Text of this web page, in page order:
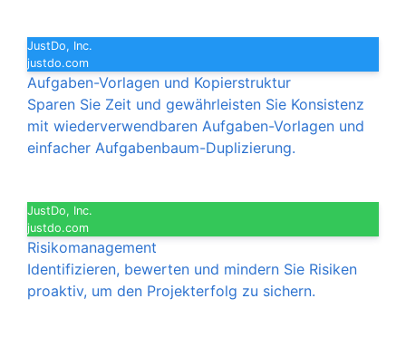
JustDo, Inc.
justdo.com
Aufgaben-Vorlagen und Kopierstruktur
Sparen Sie Zeit und gewährleisten Sie Konsistenz
mit wiederverwendbaren Aufgaben-Vorlagen und
einfacher Aufgabenbaum-Duplizierung.
JustDo, Inc.
justdo.com
Risikomanagement
Identifizieren, bewerten und mindern Sie Risiken
proaktiv, um den Projekterfolg zu sichern.